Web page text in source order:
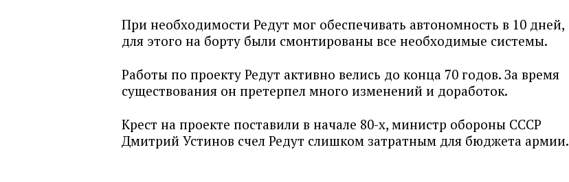
При необходимости Редут мог обеспечивать автономность в 10 дней,
для этого на борту были смонтированы все необходимые системы.
Работы по проекту Редут активно велись до конца 70 годов. За время
существования он претерпел много изменений и доработок.
Крест на проекте поставили в начале 80-х, министр обороны СССР
Дмитрий Устинов счел Редут слишком затратным для бюджета армии.